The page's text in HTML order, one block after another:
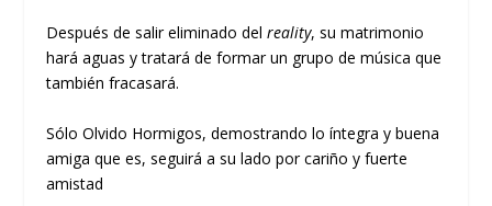
Después de salir eliminado del reality, su matrimonio
hará aguas y tratará de formar un grupo de música que
también fracasará.
Sólo Olvido Hormigos, demostrando lo íntegra y buena
amiga que es, seguirá a su lado por cariño y fuerte
amistad